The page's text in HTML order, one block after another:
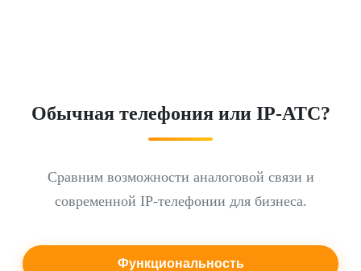
Обычная телефония или IP-АТС?
Сравним возможности аналоговой связи и
современной IP-телефонии для бизнеса.
Функциональность